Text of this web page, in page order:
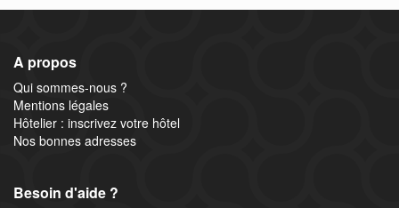
A propos
Qui sommes-nous ?
Mentions légales
Hôtelier : inscrivez votre hôtel
Nos bonnes adresses
Besoin d'aide ?